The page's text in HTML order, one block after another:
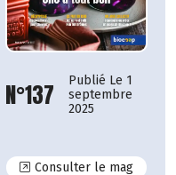
N°137
Publié Le 1
septembre
2025
Consulter le magN°137